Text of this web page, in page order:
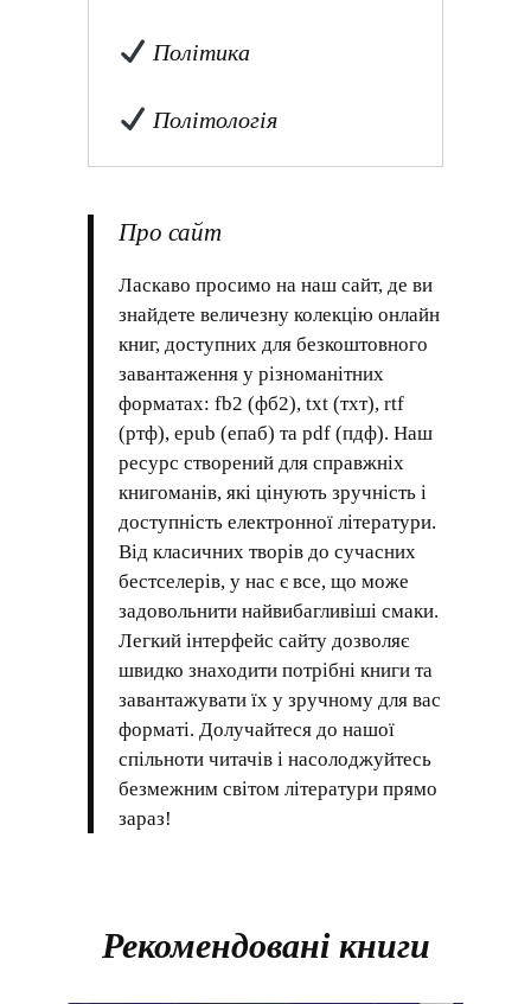
Політика
Політологія
Про сайт
Ласкаво просимо на наш сайт, де ви
знайдете величезну колекцію онлайн
книг, доступних для безкоштовного
завантаження у різноманітних
форматах: fb2 (фб2), txt (тхт), rtf
(ртф), epub (епаб) та pdf (пдф). Наш
ресурс створений для справжніх
книгоманів, які цінують зручність і
доступність електронної літератури.
Від класичних творів до сучасних
бестселерів, у нас є все, що може
задовольнити найвибагливіші смаки.
Легкий інтерфейс сайту дозволяє
швидко знаходити потрібні книги та
завантажувати їх у зручному для вас
форматі. Долучайтеся до нашої
спільноти читачів і насолоджуйтесь
безмежним світом літератури прямо
зараз!
Рекомендовані книги